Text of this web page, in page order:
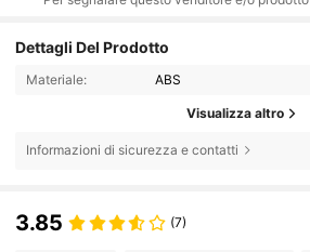
Dettagli Del Prodotto
Materiale: ABS
Visualizza altro
Informazioni di sicurezza e contatti
3.85 (7)